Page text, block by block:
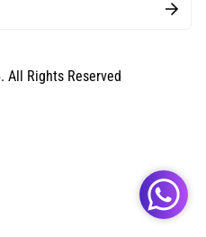
All Rights Reserved